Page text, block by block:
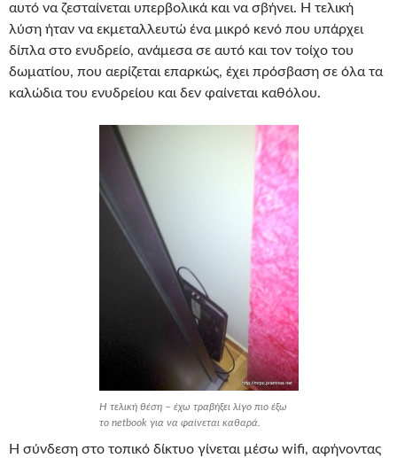
αυτό να ζεσταίνεται υπερβολικά και να σβήνει. Η τελική
λύση ήταν να εκμεταλλευτώ ένα μικρό κενό που υπάρχει
δίπλα στο ενυδρείο, ανάμεσα σε αυτό και τον τοίχο του
δωματίου, που αερίζεται επαρκώς, έχει πρόσβαση σε όλα τα
καλώδια του ενυδρείου και δεν φαίνεται καθόλου.
Η τελική θέση – έχω τραβήξει λίγο πιο έξω
το netbook για να φαίνεται καθαρά.
Η σύνδεση στο τοπικό δίκτυο γίνεται μέσω wifi, αφήνοντας